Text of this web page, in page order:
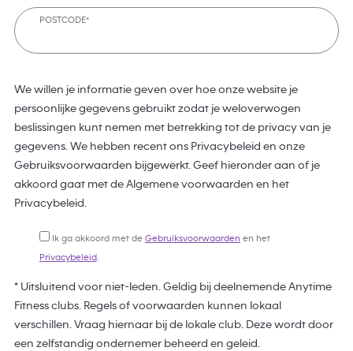
POSTCODE*
We willen je informatie geven over hoe onze website je
persoonlijke gegevens gebruikt zodat je weloverwogen
beslissingen kunt nemen met betrekking tot de privacy van je
gegevens. We hebben recent ons Privacybeleid en onze
Gebruiksvoorwaarden bijgewerkt. Geef hieronder aan of je
akkoord gaat met de Algemene voorwaarden en het
Privacybeleid.
Ik ga akkoord met de Gebruiksvoorwaarden en het
Privacybeleid.
* Uitsluitend voor niet-leden. Geldig bij deelnemende Anytime
Fitness clubs. Regels of voorwaarden kunnen lokaal
verschillen. Vraag hiernaar bij de lokale club. Deze wordt door
een zelfstandig ondernemer beheerd en geleid.